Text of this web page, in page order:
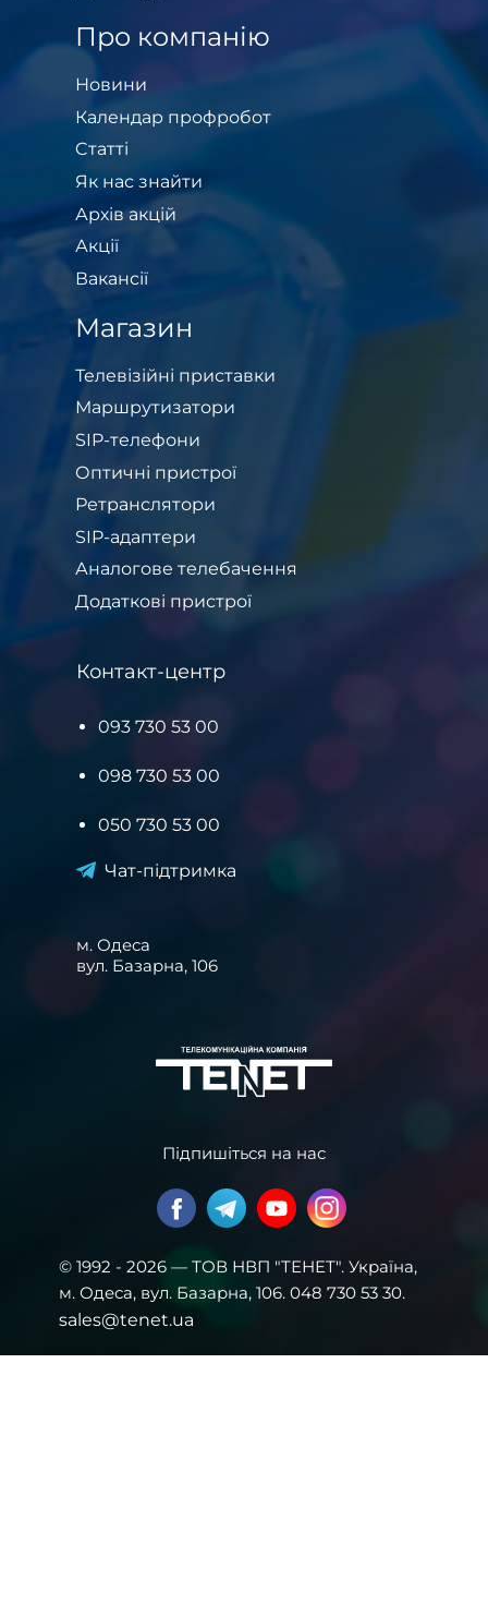
Про компанію
Новини
Календар профробот
Cтатті
Як нас знайти
Архів акцій
Акції
Вакансії
Магазин
Телевізійні приставки
Маршрутизатори
SIP-телефони
Оптичні пристрої
Ретранслятори
SIP-адаптери
Аналогове телебачення
Додаткові пристрої
Контакт-центр
093 730 53 00
098 730 53 00
050 730 53 00
Чат-підтримка
м. Одеса
вул. Базарна, 106
Підпишіться на нас
© 1992 - 2026 — ТОВ НВП "ТЕНЕТ". Українa,
м. Одеса, вул. Базарна, 106. 048 730 53 30.
sales@tenet.ua